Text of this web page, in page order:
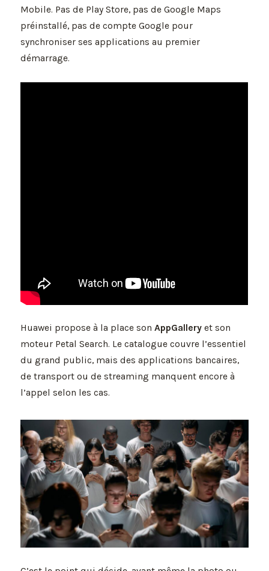
Mobile. Pas de Play Store, pas de Google Maps
préinstallé, pas de compte Google pour
synchroniser ses applications au premier
démarrage.
Huawei propose à la place sonAppGallery et son
moteur Petal Search. Le catalogue couvre l’essentiel
du grand public, mais des applications bancaires,
de transport ou de streaming manquent encore à
l’appel selon les cas.